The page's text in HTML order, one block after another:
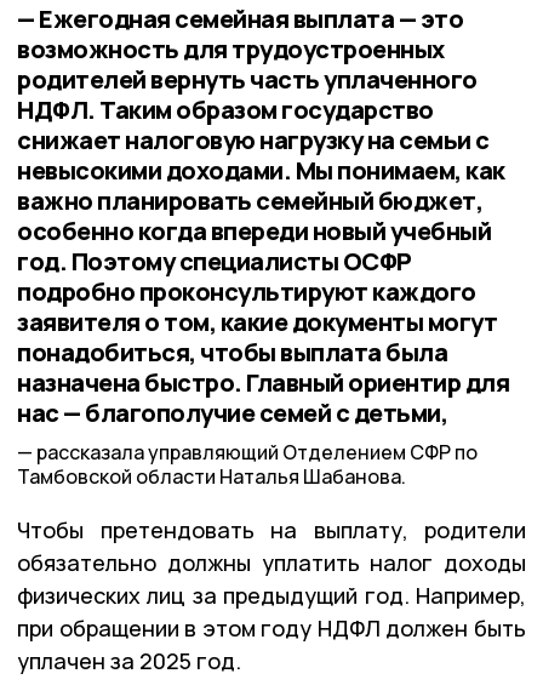
— Ежегодная семейная выплата — это
возможность для трудоустроенных
родителей вернуть часть уплаченного
НДФЛ. Таким образом государство
снижает налоговую нагрузку на семьи с
невысокими доходами. Мы понимаем, как
важно планировать семейный бюджет,
особенно когда впереди новый учебный
год. Поэтому специалисты ОСФР
подробно проконсультируют каждого
заявителя о том, какие документы могут
понадобиться, чтобы выплата была
назначена быстро. Главный ориентир для
нас — благополучие семей с детьми,
рассказала управляющий Отделением СФР по
Тамбовской области Наталья Шабанова.
Чтобы претендовать на выплату, родители
обязательно должны уплатить налог доходы
физических лиц за предыдущий год. Например,
при обращении в этом году НДФЛ должен быть
уплачен за 2025 год.